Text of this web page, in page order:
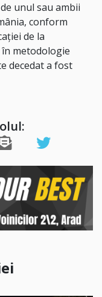
unul sau ambii
conform
de la
în metodologie
decedat a fost